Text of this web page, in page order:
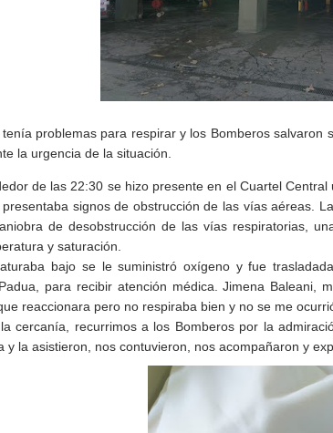
problemas para respirar y los Bomberos salvaron
la urgencia de la situación.
de las 22:30 se hizo presente en el Cuartel
signos de obstrucción de las víasaéreas.
de desobstrucción de las vías respiratorias,
y saturación.
bajo se le suministró oxígeno y fue
para recibir atención médica.Jimena Baleani,
reaccionara pero no respiraba bien y no se me
cercanía, recurrimos a los Bomberos por la
y la asistieron, nos contuvieron, nos acompañaron y